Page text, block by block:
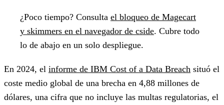
¿Poco tiempo? Consulta el bloqueo de Magecart
y skimmers en el navegador de cside. Cubre todo
lo de abajo en un solo despliegue.
En 2024, el informe de IBM Cost of a Data Breach situó el
coste medio global de una brecha en 4,88 millones de
dólares, una cifra que no incluye las multas regulatorias, el